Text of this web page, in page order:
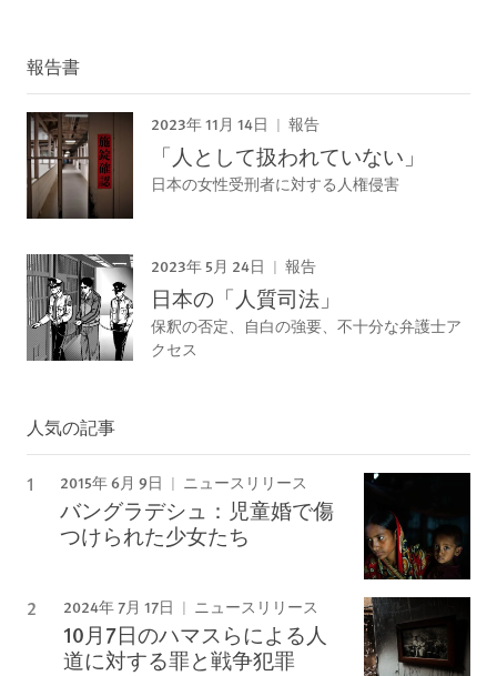
報告書
2023年 11月 14日 報告
「人として扱われていない」
日本の女性受刑者に対する人権侵害
2023年 5月 24日 報告
日本の「人質司法」
保釈の否定、自白の強要、不十分な弁護士ア
クセス
人気の記事
2015年 6月 9日 ニュースリリース
バングラデシュ：児童婚で傷
つけられた少女たち
2024年 7月 17日 ニュースリリース
10月7日のハマスらによる人
道に対する罪と戦争犯罪